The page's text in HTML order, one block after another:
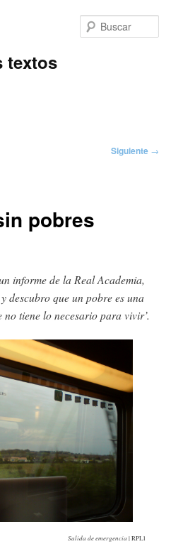
textos
Siguiente →
pobres
informe de la Real Academia,
descubro que un pobre es una
no tiene lo necesario para vivir’.
Salida de emergencia | RPLl